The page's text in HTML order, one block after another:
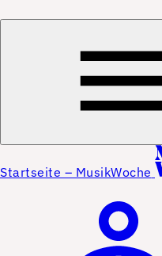
Startseite – MusikWoche